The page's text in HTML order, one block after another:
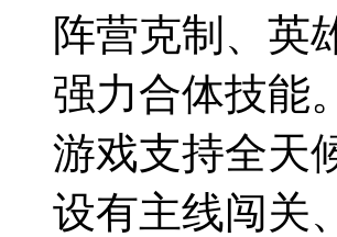
阵营克制、英
强力合体技能
游戏支持全天
设有主线闯关